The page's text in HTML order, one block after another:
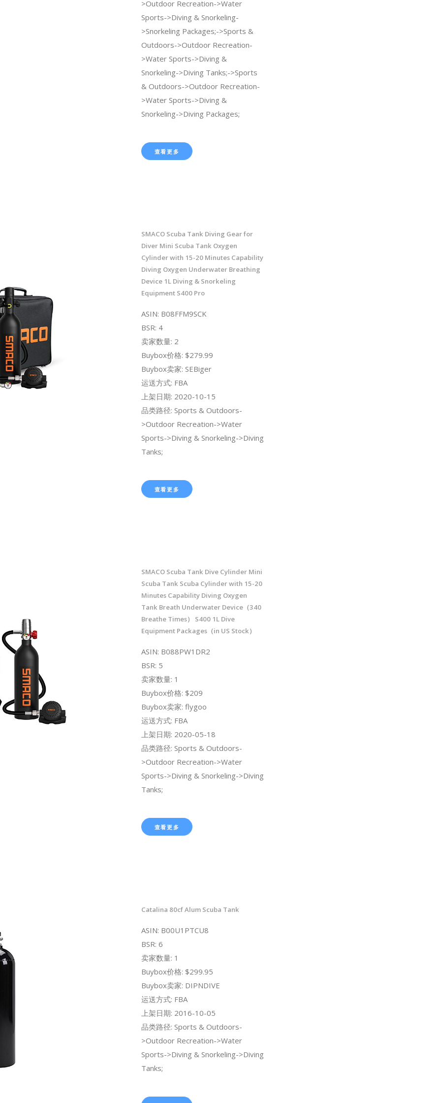
>Outdoor Recreation->Water
Sports->Diving & Snorkeling-
>Snorkeling Packages;->Sports &
Outdoors->Outdoor Recreation-
>Water Sports->Diving &
Snorkeling->Diving Tanks;->Sports
& Outdoors->Outdoor Recreation-
>Water Sports->Diving &
Snorkeling->Diving Packages;
查看更多
SMACO Scuba Tank Diving Gear for
Diver Mini Scuba Tank Oxygen
Cylinder with 15-20 Minutes Capability
Diving Oxygen Underwater Breathing
Device 1L Diving & Snorkeling
Equipment S400 Pro
ASIN: B08FFM9SCK
BSR: 4
卖家数量: 2
Buybox价格: $279.99
Buybox卖家: SEBiger
运送方式: FBA
上架日期: 2020-10-15
品类路径: Sports & Outdoors-
>Outdoor Recreation->Water
Sports->Diving & Snorkeling->Diving
Tanks;
查看更多
SMACO Scuba Tank Dive Cylinder Mini
Scuba Tank Scuba Cylinder with 15-20
Minutes Capability Diving Oxygen
Tank Breath Underwater Device（340
Breathe Times） S400 1L Dive
Equipment Packages（in US Stock）
ASIN: B088PW1DR2
BSR: 5
卖家数量: 1
Buybox价格: $209
Buybox卖家: flygoo
运送方式: FBA
上架日期: 2020-05-18
品类路径: Sports & Outdoors-
>Outdoor Recreation->Water
Sports->Diving & Snorkeling->Diving
Tanks;
查看更多
Catalina 80cf Alum Scuba Tank
ASIN: B00U1PTCU8
BSR: 6
卖家数量: 1
Buybox价格: $299.95
Buybox卖家: DIPNDIVE
运送方式: FBA
上架日期: 2016-10-05
品类路径: Sports & Outdoors-
>Outdoor Recreation->Water
Sports->Diving & Snorkeling->Diving
Tanks;